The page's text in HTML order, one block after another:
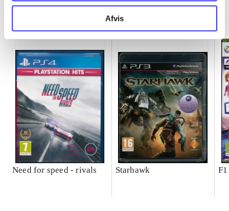
Afvis
Minder om
Need for speed - rivals Starhawk